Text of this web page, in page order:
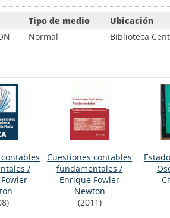
Tipo de medio Ubicación
Normal Biblioteca
/
Cuestiones contables
fundamentales /
Enrique Fowler
Newton
(2011)